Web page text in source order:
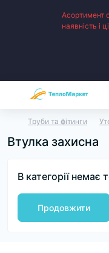
Асортимент
наявність і
Труби та фітинги
Втулка захисна
В категорії немає
Продовжити